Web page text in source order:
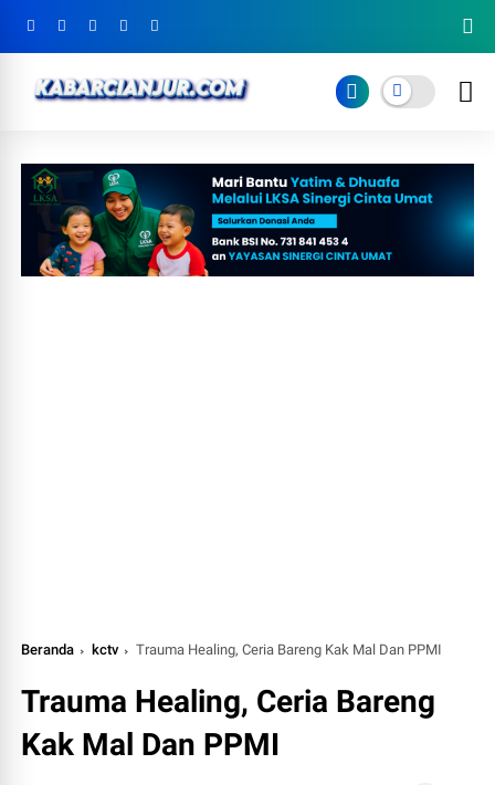
Beranda kctv Trauma Healing, Ceria Bareng Kak Mal Dan PPMI
Trauma Healing, Ceria Bareng
Kak Mal Dan PPMI